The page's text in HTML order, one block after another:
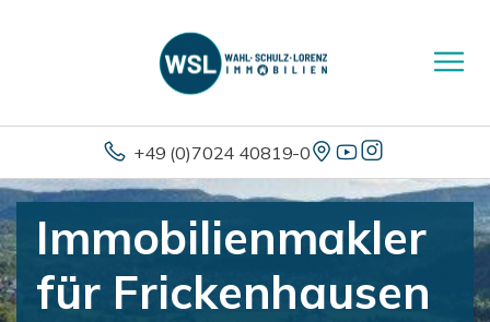
+49 (0)7024 40819-0
Immobilienmakler
für Frickenhausen